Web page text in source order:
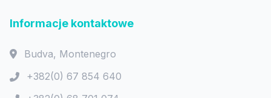
Informacje kontaktowe
Budva, Montenegro
+382(0) 67 854 640